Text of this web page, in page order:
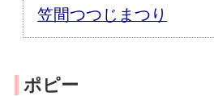
笠間つつじまつり
ポピー